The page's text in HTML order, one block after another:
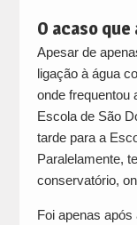
O acaso
Apesar de
ligação à água
onde frequentou
Escola de São
tarde para a
Paralelamente,
conservatório,
Foi apenas